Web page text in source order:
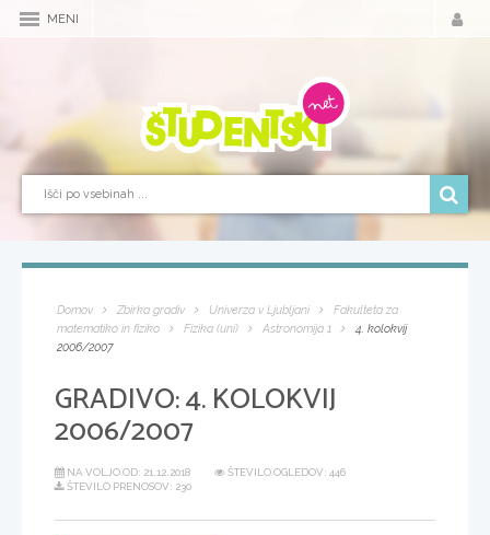
MENI
Domov Zbirka gradiv Univerza v Ljubljani
Fakulteta za
matematiko in fiziko
Fizika (uni) Astronomija 1
4. kolokvij
2006/2007
GRADIVO:4. KOLOKVIJ
2006/2007
NA VOLJO OD: 21.12.2018
ŠTEVILO OGLEDOV: 446
ŠTEVILO PRENOSOV: 230